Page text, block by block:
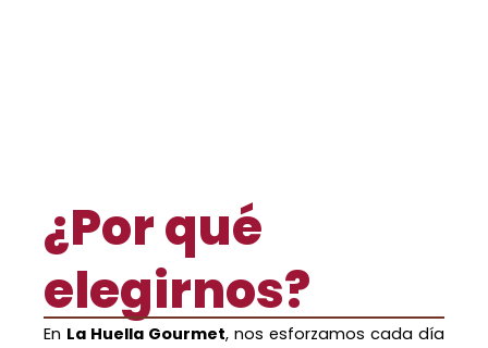
¿Por qué
elegirnos?
En La Huella Gourmet, nos esforzamos cada día